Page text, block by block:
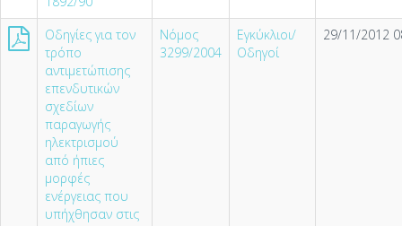
Οδηγίες για τον
τρόπο
αντιμετώπισης
επενδυτικών
σχεδίων
παραγωγής
ηλεκτρισμού
από ήπιες
μορφές
ενέργειας που
υπήχθησαν στις
Νόμος
3299/2004
Εγκύκλιοι/
Οδηγοί
29/11/2012